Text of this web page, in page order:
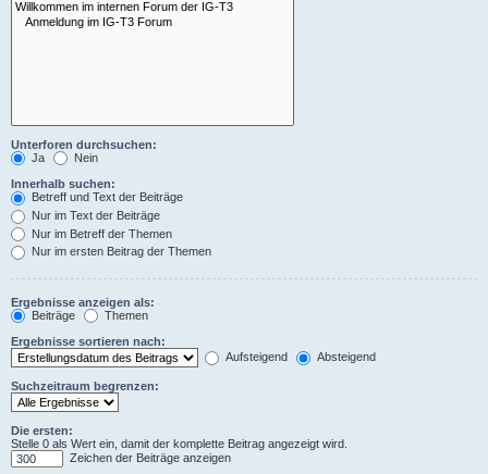
Unterforen durchsuchen:
Ja
Nein
Innerhalb suchen:
Betreff und Text der Beiträge
Nur im Text der Beiträge
Nur im Betreff der Themen
Nur im ersten Beitrag der Themen
Ergebnisse anzeigen als:
Beiträge
Themen
Ergebnisse sortieren nach:
Aufsteigend
Absteigend
Suchzeitraum begrenzen:
Die ersten:
Stelle 0 als Wert ein, damit der komplette Beitrag angezeigt wird.
Zeichen der Beiträge anzeigen